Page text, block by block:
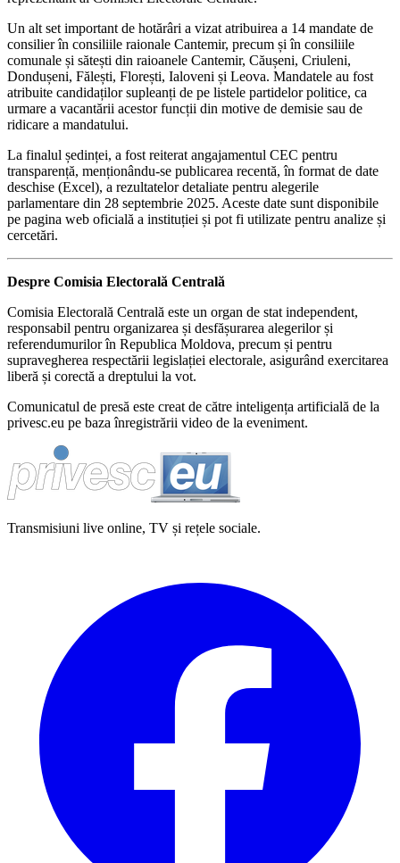
Un alt set important de hotărâri a vizat atribuirea a 14 mandate de
consilier în consiliile raionale Cantemir, precum și în consiliile
comunale și sătești din raioanele Cantemir, Căușeni, Criuleni,
Dondușeni, Fălești, Florești, Ialoveni și Leova. Mandatele au fost
atribuite candidaților supleanți de pe listele partidelor politice, ca
urmare a vacantării acestor funcții din motive de demisie sau de
ridicare a mandatului.
La finalul ședinței, a fost reiterat angajamentul CEC pentru
transparență, menționându-se publicarea recentă, în format de date
deschise (Excel), a rezultatelor detaliate pentru alegerile
parlamentare din 28 septembrie 2025. Aceste date sunt disponibile
pe pagina web oficială a instituției și pot fi utilizate pentru analize și
cercetări.
Despre Comisia Electorală Centrală
Comisia Electorală Centrală este un organ de stat independent,
responsabil pentru organizarea și desfășurarea alegerilor și
referendumurilor în Republica Moldova, precum și pentru
supravegherea respectării legislației electorale, asigurând exercitarea
liberă și corectă a dreptului la vot.
Comunicatul de presă este creat de către inteligența artificială de la
privesc.eu pe baza înregistrării video de la eveniment.
Transmisiuni live online, TV și rețele sociale.